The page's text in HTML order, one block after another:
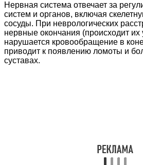
Нервная система отвечает за
систем и органов, включая
сосуды. При неврологических
нервные окончания (происходит
нарушается кровообращение в
приводит к появлению ломоты и
суставах.